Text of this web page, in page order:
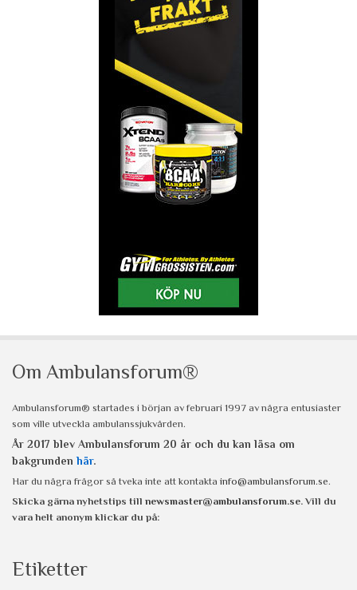
Om Ambulansforum®
Ambulansforum® startades i början av februari 1997 av några entusiaster
som ville utveckla ambulanssjukvården.
År 2017 blev Ambulansforum 20 år och du kan läsa om
bakgrunden här.
Har du några frågor så tveka inte att kontakta info@ambulansforum.se.
Skicka gärna nyhetstips till newsmaster@ambulansforum.se. Vill du
vara helt anonym klickar du på:
Etiketter